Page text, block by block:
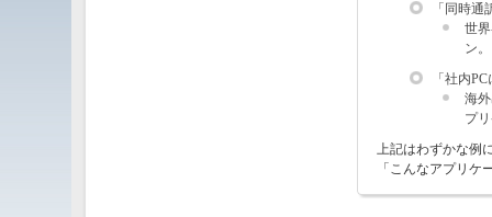
「同時
世
ン。
「社内
海
プ
上記はわずかな例
「こんなアプリ